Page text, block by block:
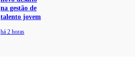
na gestão de
talento jovem
há 2 horas